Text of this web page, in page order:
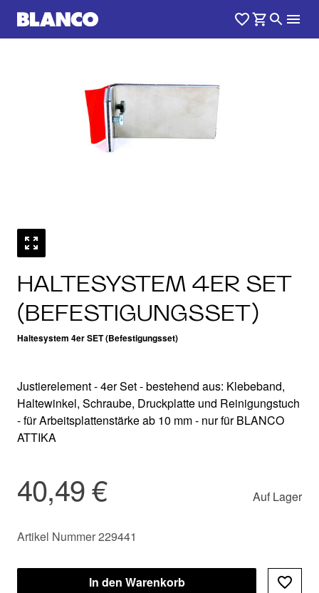
HALTESYSTEM 4ER SET
(BEFESTIGUNGSSET)
Haltesystem 4er SET (Befestigungsset)
Justierelement - 4er Set - bestehend aus: Klebeband,
Haltewinkel, Schraube, Druckplatte und Reinigungstuch
- für Arbeitsplattenstärke ab 10 mm - nur für BLANCO
ATTIKA
40,49 € Auf Lager
Artikel Nummer 229441
In den Warenkorb